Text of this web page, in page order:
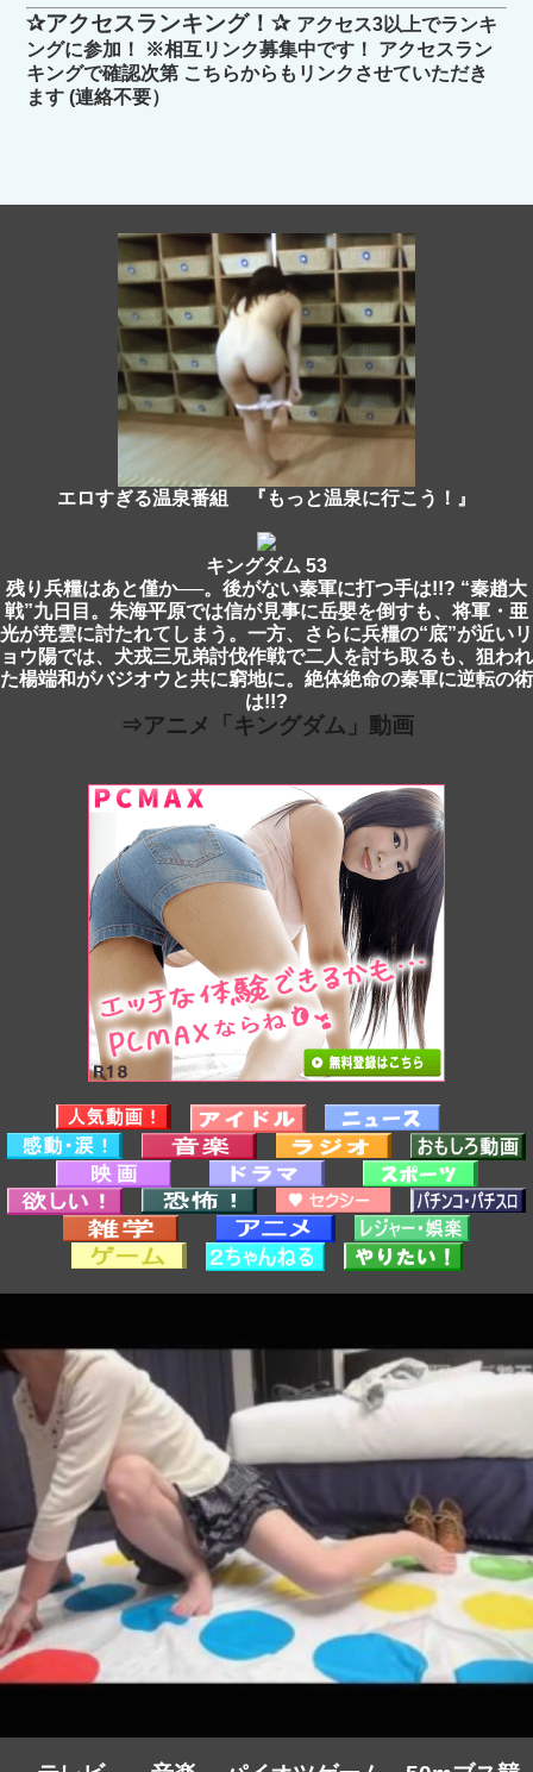
✰アクセスランキング！✰ アクセス3以上でランキ
ングに参加！ ※相互リンク募集中です！ アクセスラン
キングで確認次第 こちらからもリンクさせていただき
ます (連絡不要）
エロすぎる温泉番組 『もっと温泉に行こう！』
キングダム 53
残り兵糧はあと僅か──。後がない秦軍に打つ手は!!? “秦趙大
戦”九日目。朱海平原では信が見事に岳嬰を倒すも、将軍・亜
光が尭雲に討たれてしまう。一方、さらに兵糧の“底”が近いリ
ョウ陽では、犬戎三兄弟討伐作戦で二人を討ち取るも、狙われ
た楊端和がバジオウと共に窮地に。絶体絶命の秦軍に逆転の術
は!!?
⇒アニメ「キングダム」動画